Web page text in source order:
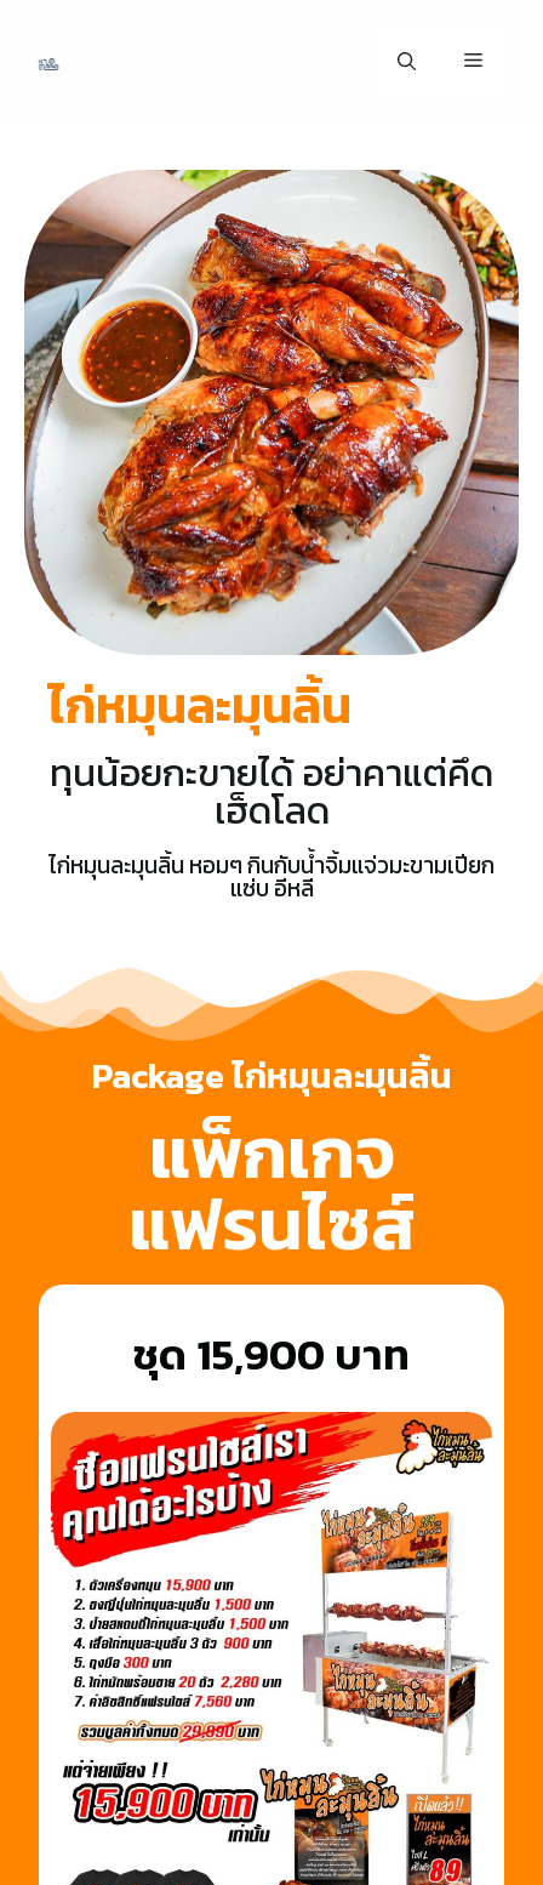
ไก่หมุนละมุนลิ้น
ทุนน้อยกะขายได้ อย่าคาแต่คึด
เฮ็ดโลด
ไก่หมุนละมุนลิ้น หอมๆ กินกับน้ำจิ้มแจ่วมะขามเปียก
แซ่บ อีหลี
Package ไก่หมุนละมุนลิ้น
แพ็กเกจ
แฟรนไซส์
ชุด 15,900 บาท